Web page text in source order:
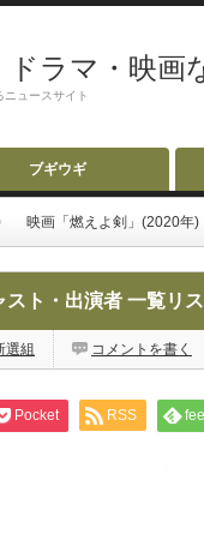
ラマ・映画
ュースサイト
ブギウギ
映画「燃えよ剣」(2020年)
ト・出演者 一覧リ
選組 コメントを書く
Pocket RSS